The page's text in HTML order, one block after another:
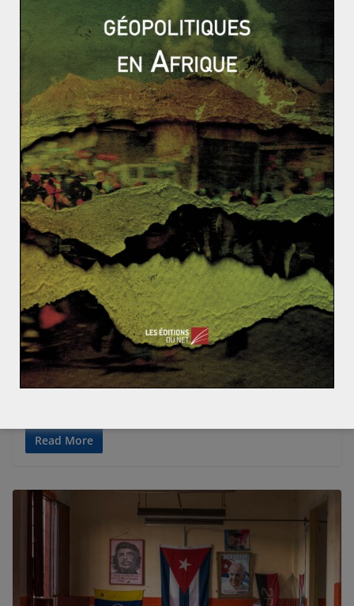
ACTUALITÉS ALLEMAGNE AMÉRIQUE ENVIRONNEMENT
EUROPE
FRANCE
GÉOÉCONOMIE
GRANDE-BRETAGNE
MONDIALISATION ET ENJEUX
Lucas MAUBERT 11 juillet 2017
G20 à Hambourg : America first, America
alone ?
Le G20, réuni à Hambourg, n’est pas parvenu à trancher
les désaccords concernant le climat et le commerce
Read More